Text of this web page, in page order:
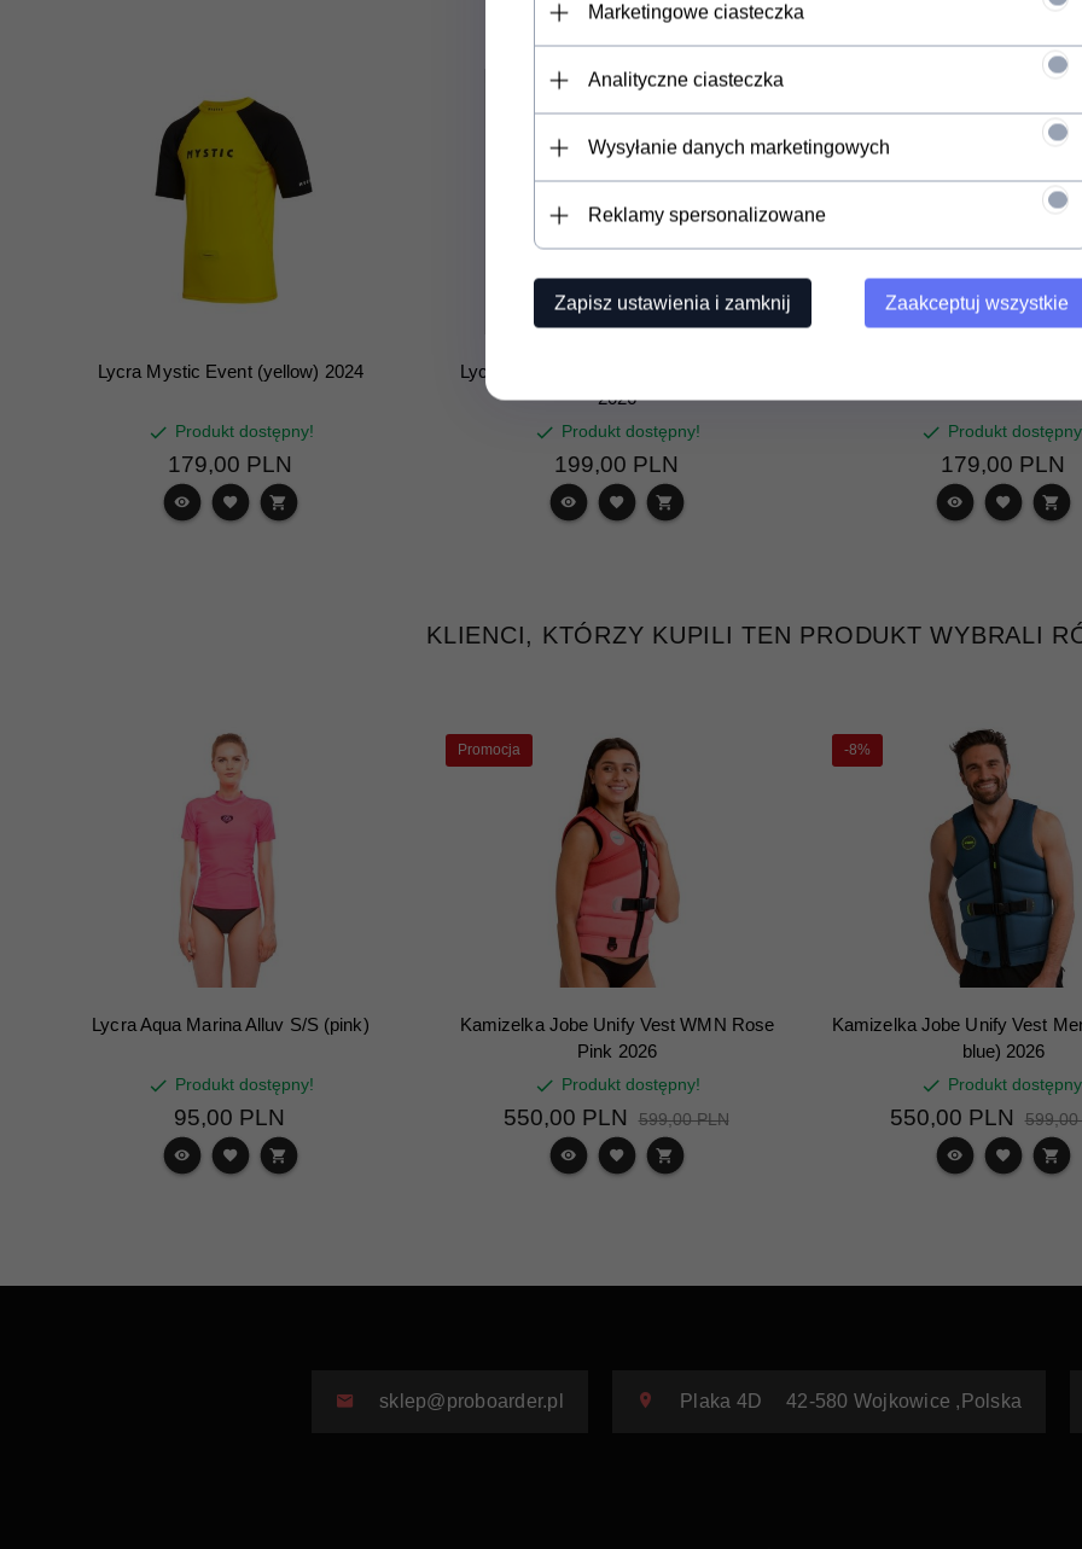
Lycra Mystic Event (yellow) 2024
Produkt dostępny!
179,00 PLN
Lycra Mystic Star Rashvest L/S (white)
2026
Produkt dostępny!
199,00 PLN
Produkt
179,00 PLN
KLIENCI, KTÓRZY KUPILI TEN PRODUKT WYBRALI
Lycra Aqua Marina Alluv S/S (pink)
Produkt dostępny!
95,00 PLN
Promocja
Kamizelka Jobe Unify Vest WMN Rose
Pink 2026
Produkt dostępny!
550,00 PLN 599,00 PLN
-8%
Kamizelka Jobe Unify Vest
blue) 2026
Produkt
550,00 PLN 599,00
sklep@proboarder.pl Plaka 4D 42-580 Wojkowice , Polska
Marketingowe ciasteczka
Analityczne ciasteczka
Wysyłanie danych marketingowych
Reklamy spersonalizowane
Zapisz ustawienia i zamknij Zaakceptuj wszystkie